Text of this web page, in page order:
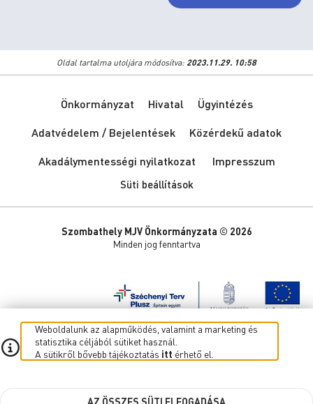
Oldal tartalma utoljára módosítva: 2023.11.29. 10:58
Önkormányzat Hivatal
Ügyintézés
Adatvédelem / Bejelentések
Közérdekű adatok
Akadálymentességi nyilatkozat
Impresszum
Süti beállítások
Szombathely MJV Önkormányzata © 2026
Minden jog fenntartva
Weboldalunk az alapműködés, valamint a marketing és
statisztika céljából sütiket használ.
A sütikről bővebb tájékoztatás itt érhető el.
AZ ÖSSZES SÜTI ELFOGADÁSA